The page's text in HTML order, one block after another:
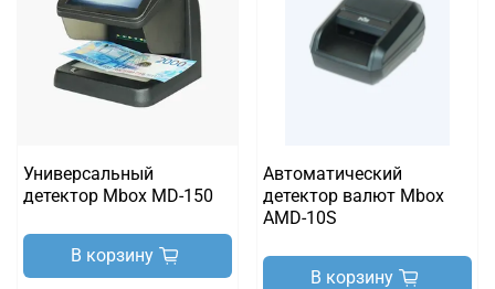
Универсальный
детектор Mbox MD-150
В корзину
Автоматический
детектор валют Mbox
AMD-10S
В корзину